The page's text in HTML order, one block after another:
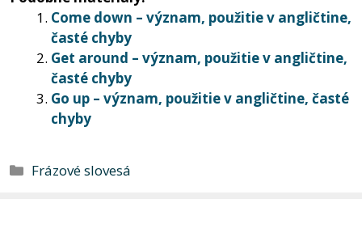
Come down – význam, použitie v angličtine,
časté chyby
Get around – význam, použitie v angličtine,
časté chyby
Go up – význam, použitie v angličtine, časté
chyby
Kategórie
Frázové slovesá